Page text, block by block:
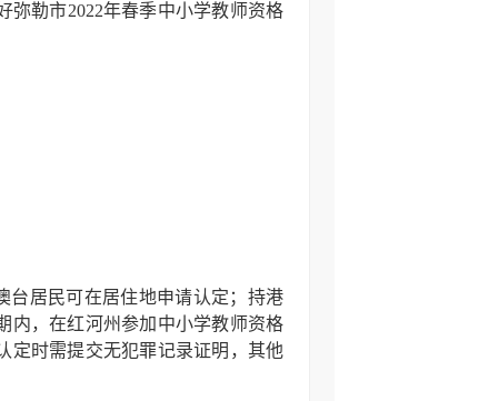
勒市2022年春季中小学教师资格
居民可在居住地申请认定；持港
内，在红河州参加中小学教师资格
定时需提交无犯罪记录证明，其他